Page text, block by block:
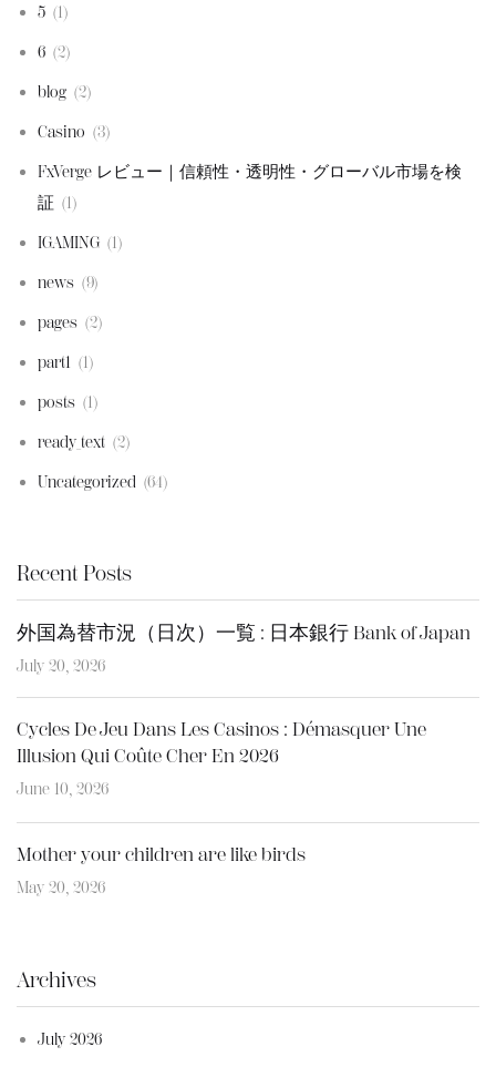
5 (1)
6 (2)
blog (2)
Casino (3)
FxVerge レビュー｜信頼性・透明性・グローバル市場を検
証 (1)
IGAMING (1)
news (9)
pages (2)
part1 (1)
posts (1)
ready_text (2)
Uncategorized (64)
Recent Posts
外国為替市況（日次）一覧 : 日本銀行 Bank of Japan
July 20, 2026
Cycles De Jeu Dans Les Casinos : Démasquer Une
Illusion Qui Coûte Cher En 2026
June 10, 2026
Mother your children are like birds
May 20, 2026
Archives
July 2026